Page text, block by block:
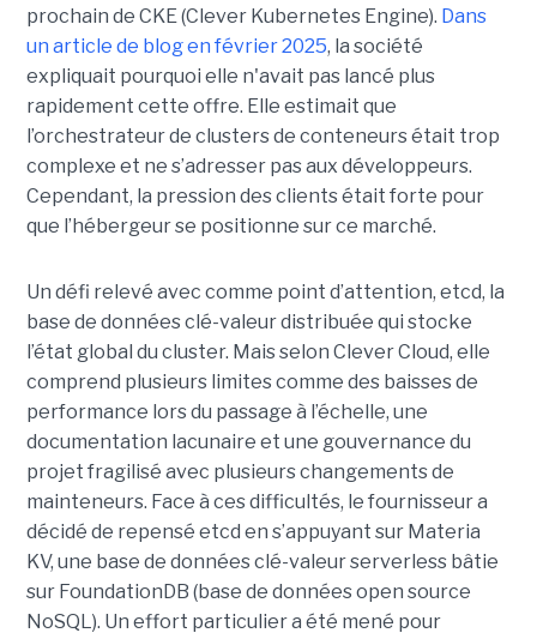
prochain de CKE (Clever Kubernetes Engine). Dans
un article de blog en février 2025, la société
expliquait pourquoi elle n'avait pas lancé plus
rapidement cette offre. Elle estimait que
l’orchestrateur de clusters de conteneurs était trop
complexe et ne s’adresser pas aux développeurs.
Cependant, la pression des clients était forte pour
que l’hébergeur se positionne sur ce marché.
Un défi relevé avec comme point d’attention, etcd, la
base de données clé-valeur distribuée qui stocke
l’état global du cluster. Mais selon Clever Cloud, elle
comprend plusieurs limites comme des baisses de
performance lors du passage à l’échelle, une
documentation lacunaire et une gouvernance du
projet fragilisé avec plusieurs changements de
mainteneurs. Face à ces difficultés, le fournisseur a
décidé de repensé etcd en s’appuyant sur Materia
KV, une base de données clé-valeur serverless bâtie
sur FoundationDB (base de données open source
NoSQL). Un effort particulier a été mené pour